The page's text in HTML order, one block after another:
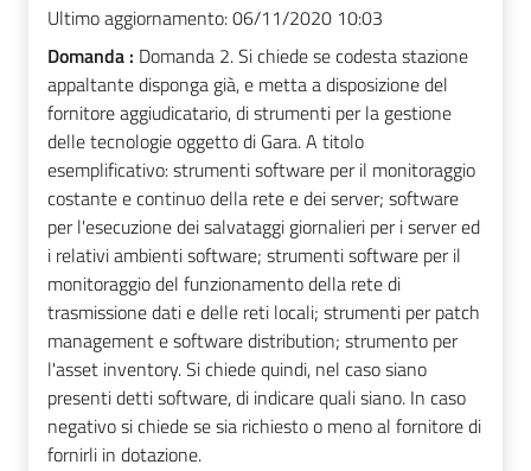
Ultimo aggiornamento:06/11/2020 10:03
Domanda : Domanda 2. Si chiede se codesta stazione
appaltante disponga già, e metta a disposizione del
fornitore aggiudicatario, di strumenti per la gestione
delle tecnologie oggetto di Gara. A titolo
esemplificativo: strumenti software per il monitoraggio
costante e continuo della rete e dei server; software
per l'esecuzione dei salvataggi giornalieri per i server ed
i relativi ambienti software; strumenti software per il
monitoraggio del funzionamento della rete di
trasmissione dati e delle reti locali; strumenti per patch
management e software distribution; strumento per
l'asset inventory. Si chiede quindi, nel caso siano
presenti detti software, di indicare quali siano. In caso
negativo si chiede se sia richiesto o meno al fornitore di
fornirli in dotazione.